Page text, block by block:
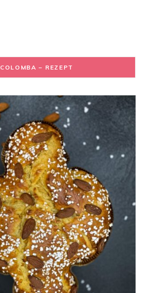
COLOMBA – REZEPT